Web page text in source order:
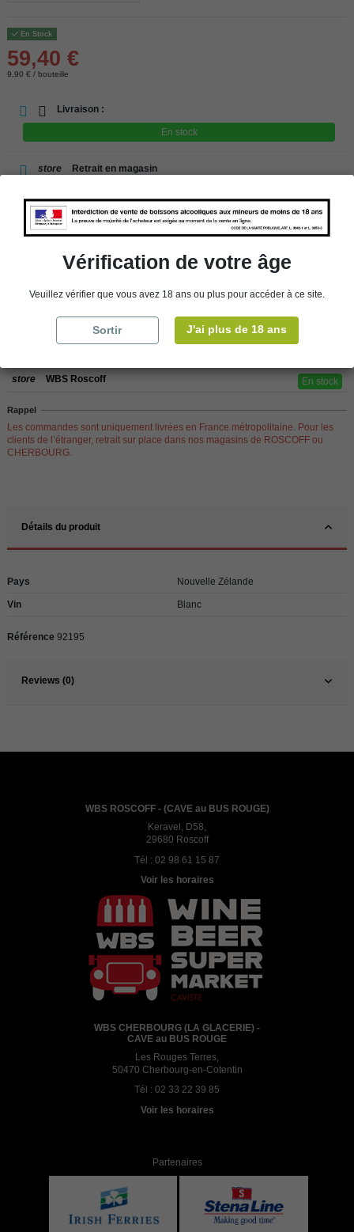
En Stock
59,40 €
9,90 € / bouteille
Livraison :
En stock
store Retrait en magasin
store Choisir un magasin
Disponibilité en magasin
store WBS Roscoff En stock
Rappel
Les commandes sont uniquement livrées en France métropolitaine. Pour les
clients de l’étranger, retrait sur place dans nos magasins de ROSCOFF ou
CHERBOURG.
Détails du produit
Pays Nouvelle Zélande
Vin Blanc
Référence 92195
Reviews (0)
WBS ROSCOFF - (CAVE au BUS ROUGE)
Keravel, D58,
29680 Roscoff
Tél : 02 98 61 15 87
Voir les horaires
WBS CHERBOURG (LA GLACERIE) -
CAVE au BUS ROUGE
Les Rouges Terres,
50470 Cherbourg-en-Cotentin
Tél : 02 33 22 39 85
Voir les horaires
Partenaires
Vérification de votre âge
Veuillez vérifier que vous avez 18 ans ou plus pour accéder à ce site.
Sortir J'ai plus de 18 ans